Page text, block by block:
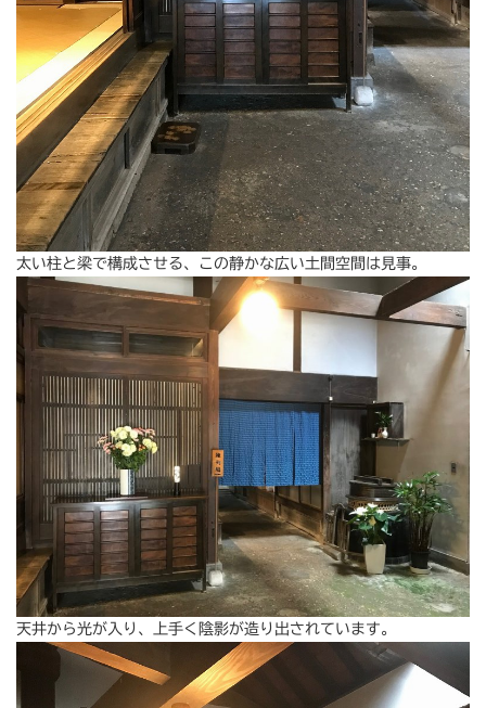
太い柱と梁で構成させる、この静かな広い土間空間は見事。
天井から光が入り、上手く陰影が造り出されています。